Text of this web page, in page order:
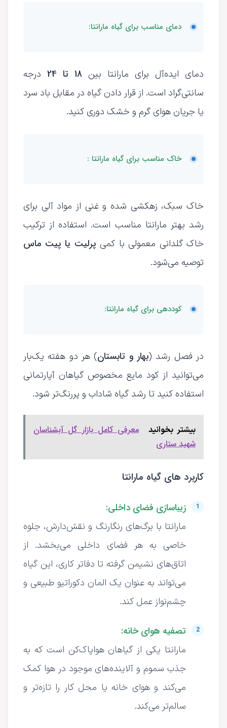
دمای مناسب برای گیاه مارانتا:
دمای ایده‌آل برای مارانتا بین
درجه
سانتی‌گراد است. از قرار دادن گیاه در مقابل باد سرد
یا جریان هوای گرم و خشک دوری کنید.
خاک مناسب برای گیاه مارانتا :
خاک سبک، زهکشی شده و غنی از مواد آلی برای
رشد بهتر مارانتا مناسب است. استفاده از ترکیب
خاک گلدانی معمولی با کمی پرلیت یا پیت ماس
توصیه می‌شود.
کوددهی برای گیاه مارانتا:
در فصل رشد (بهار و تابستان) هر دو هفته یک‌بار
می‌توانید از کود مایع مخصوص گیاهان آپارتمانی
استفاده کنید تا رشد گیاه شاداب و پررنگ‌تر شود.
بیشتر بخوانید
معرفی کامل بازار گل آبشناسان
شهید ستاری
کاربرد های گیاه مارانتا
زیباسازی فضای داخلی:
مارانتا با برگ‌های رنگارنگ و نقش‌دارش، جلوه
خاصی به هر فضای داخلی می‌بخشد. از
اتاق‌های نشیمن گرفته تا دفاتر کاری، این گیاه
می‌تواند به عنوان یک المان دکوراتیو طبیعی و
چشم‌نواز عمل کند.
تصفیه هوای خانه:
مارانتا یکی از گیاهان هواپاک‌کن است که به
جذب سموم و آلاینده‌های موجود در هوا کمک
می‌کند و هوای خانه یا محل کار را تازه‌تر و
سالم‌تر می‌کند.